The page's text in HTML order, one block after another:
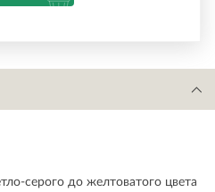
серого до желтоватого цвета